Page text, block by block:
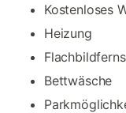
Kostenloses
Heizung
Bettwäsche